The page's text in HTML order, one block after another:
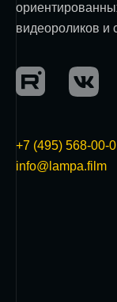
видеороликов
+7 (495) 568-00-
info@lampa.film